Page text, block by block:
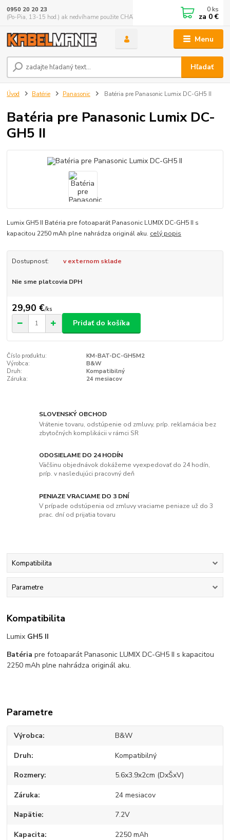
Menu
Hľadať
0950 20 20 23
(Po-Pia, 13-15 hod.) ak nedvíhame použite CHATBOX
0 ks
za 0 €
Úvod Batérie Panasonic Batéria pre Panasonic Lumix DC-GH5 II
Batéria pre Panasonic Lumix DC-
GH5 II
Lumix GH5 II Batéria pre fotoaparát Panasonic LUMIX DC-GH5 II s
kapacitou 2250 mAh plne nahrádza originál aku. celý popis
Dostupnosť: v externom sklade
Nie sme platcovia DPH
29,90 €/ks
Pridať do košíka
Číslo produktu:
KM-BAT-DC-GH5M2
Výrobca:
B&W
Druh:
Kompatibilný
Záruka:
24 mesiacov
SLOVENSKÝ OBCHOD
Vrátenie tovaru, odstúpenie od zmluvy, príp. reklamácia bez
zbytočných komplikácii v rámci SR
ODOSIELAME DO 24 HODÍN
Väčšinu objednávok dokážeme vyexpedovať do 24 hodín,
príp. v nasledujúci pracovný deň
PENIAZE VRACIAME DO 3 DNÍ
V prípade odstúpenia od zmluvy vraciame peniaze už do 3
prac. dní od prijatia tovaru
Kompatibilita
Parametre
Kompatibilita
Lumix GH5 II
Batéria pre fotoaparát Panasonic LUMIX DC-GH5 II s kapacitou
2250 mAh plne nahrádza originál aku.
Parametre
Výrobca B&W
Druh Kompatibilný
Rozmery 5.6x3.9x2cm (DxŠxV)
Záruka 24 mesiacov
Napätie 7.2V
Kapacita 2250 mAh